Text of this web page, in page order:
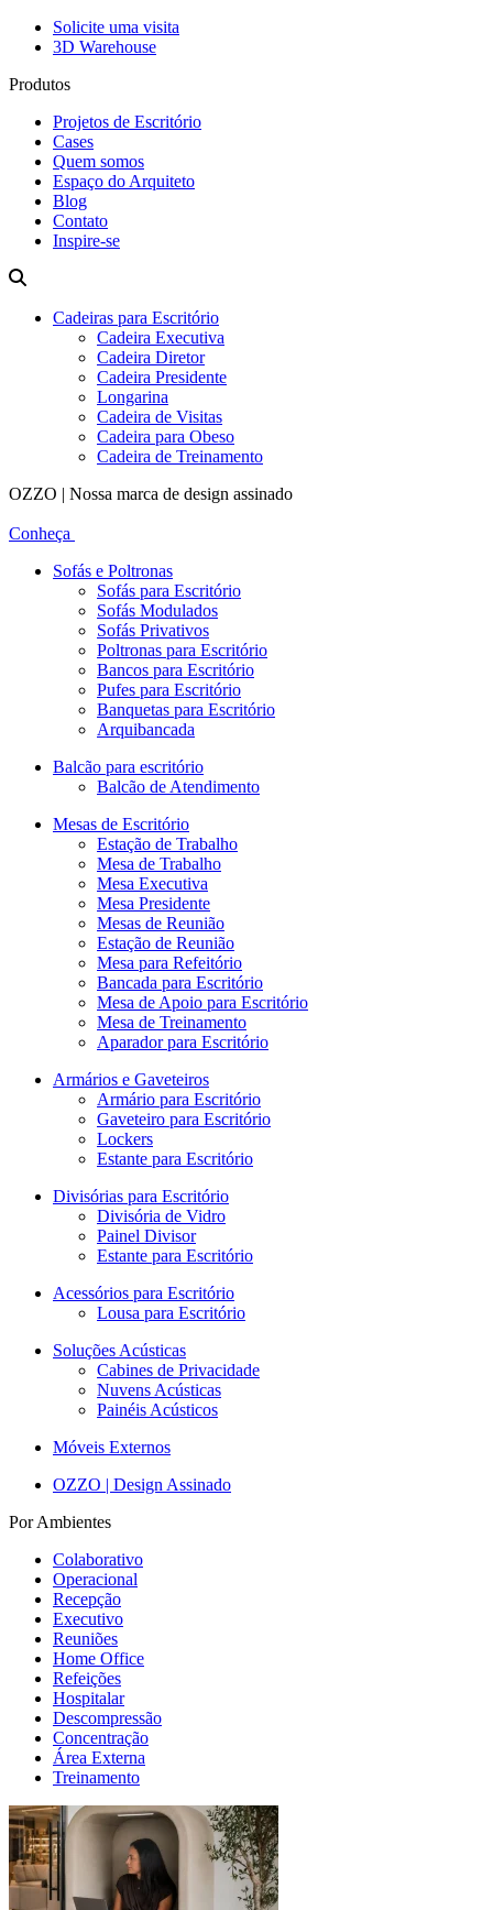
Solicite uma visita
3D Warehouse
Produtos
Projetos de Escritório
Cases
Quem somos
Espaço do Arquiteto
Blog
Contato
Inspire-se
Cadeiras para Escritório
Cadeira Executiva
Cadeira Diretor
Cadeira Presidente
Longarina
Cadeira de Visitas
Cadeira para Obeso
Cadeira de Treinamento
OZZO | Nossa marca de design assinado
Conheça
Sofás e Poltronas
Sofás para Escritório
Sofás Modulados
Sofás Privativos
Poltronas para Escritório
Bancos para Escritório
Pufes para Escritório
Banquetas para Escritório
Arquibancada
Balcão para escritório
Balcão de Atendimento
Mesas de Escritório
Estação de Trabalho
Mesa de Trabalho
Mesa Executiva
Mesa Presidente
Mesas de Reunião
Estação de Reunião
Mesa para Refeitório
Bancada para Escritório
Mesa de Apoio para Escritório
Mesa de Treinamento
Aparador para Escritório
Armários e Gaveteiros
Armário para Escritório
Gaveteiro para Escritório
Lockers
Estante para Escritório
Divisórias para Escritório
Divisória de Vidro
Painel Divisor
Estante para Escritório
Acessórios para Escritório
Lousa para Escritório
Soluções Acústicas
Cabines de Privacidade
Nuvens Acústicas
Painéis Acústicos
Móveis Externos
OZZO | Design Assinado
Por Ambientes
Colaborativo
Operacional
Recepção
Executivo
Reuniões
Home Office
Refeições
Hospitalar
Descompressão
Concentração
Área Externa
Treinamento